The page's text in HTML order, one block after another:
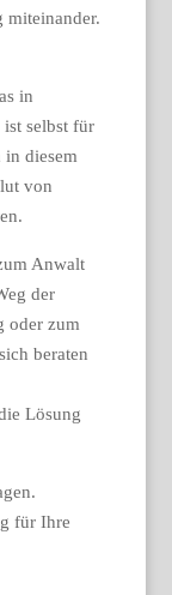
miteinander.
in
selbst für
in diesem
von
Anwalt
der
oder zum
beraten
Lösung
für Ihre